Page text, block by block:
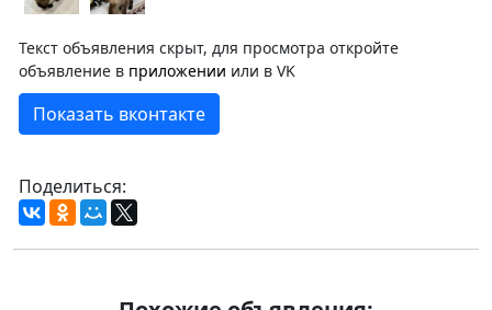
Текст объявления скрыт, для просмотра откройте
объявление в приложении или в VK
Показать вконтакте
Поделиться: